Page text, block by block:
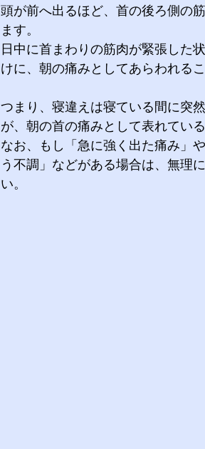
頭が前へ出るほど、首の後ろ側の
ます。
日中に首まわりの筋肉が緊張した
けに、朝の痛みとしてあらわれる
つまり、寝違えは寝ている間に突
が、朝の首の痛みとして表れてい
なお、もし「急に強く出た痛み」
う不調」などがある場合は、無理
い。